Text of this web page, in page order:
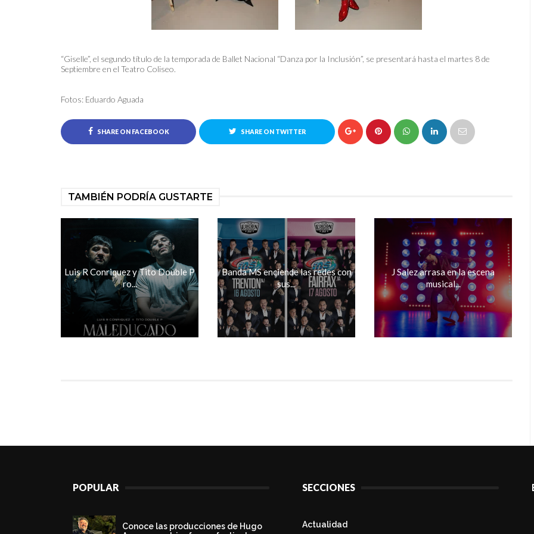
“Giselle”, el segundo título de la temporada de Ballet Nacional “Danza por la Inclusión”, se presentará hasta el martes 8 de
Septiembre en el Teatro Coliseo.
Fotos: Eduardo Aguada
SHARE ON FACEBOOK SHARE ON TWITTER
TAMBIÉN PODRÍA GUSTARTE
Luis R Conriquez y Tito Double P
ro...
Banda MS enciende las redes con
sus...
J Salez arrasa en la escena
musical...
POPULAR
Conoce las producciones de Hugo
SECCIONES
Actualidad